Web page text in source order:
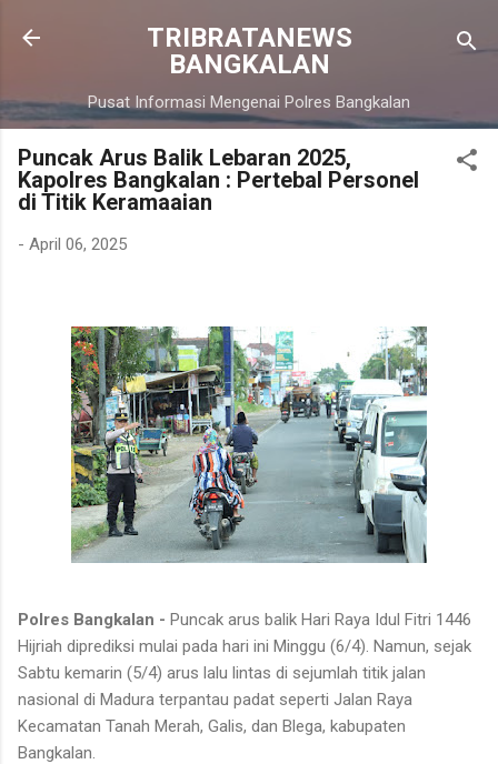
Langsung ke konten utama
TRIBRATANEWS
BANGKALAN
Pusat Informasi Mengenai Polres Bangkalan
Puncak Arus Balik Lebaran 2025,
Kapolres Bangkalan : Pertebal Personel
di Titik Keramaaian
- April 06, 2025
Polres Bangkalan - Puncak arus balik Hari Raya Idul Fitri 1446
Hijriah diprediksi mulai pada hari ini Minggu (6/4). Namun, sejak
Sabtu kemarin (5/4) arus lalu lintas di sejumlah titik jalan
nasional di Madura terpantau padat seperti Jalan Raya
Kecamatan Tanah Merah, Galis, dan Blega, kabupaten
Bangkalan.